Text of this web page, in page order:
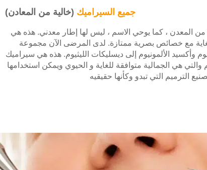
تكلفة زراعة الأسنان
أستبدال سن واحد بزراعة الأسنان
أستبدال أسنان متعددة
إعادة تشكيل أللثة
تقويم الأسنان ألضئيل
جراحات تقويم ألعظام وجراحات ألوجه الأخرى
معالجة قناة الجذر
علاج امراض اللثه
طب الاسنان التجميلي للاطفال
I
J
K
(خالية من المعادن) جميع السيراميك
من المعدن ، كما يوحي الاسم ، ليس لها إطار معدني. هذه هي
مع خصائص بصرية ممتازة. لدى المرضى الآن مجموعة
وأكسيد الألمونيوم إلى ديسليكات الليثيوم. هذه هي سيراميك
والتي هي الجمالية متوافقة للغاية و الحيوي ويمكن استخدامها
الترميم التي تبدو وكأنها حقيقيه